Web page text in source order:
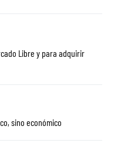
Libre y para adquirir
sino económico